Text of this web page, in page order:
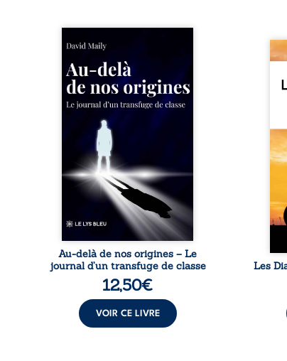
Né dans un milieu populaire où
la violence et les fractures
familiales tenaient lieu de
destin, David a choisi la
rupture. Très tôt, l’école et les
livres deviennent ses armes de
ascension sociale. S’arracher à
ses racines exige pourtant un
prix invisible. Pris entre deux
mondes, l’homme réalise que
les succès professionnels ne
guérissent ni ...
Au-delà de nos origines – Le
journal d’un transfuge de classe
12,50€
VOIR CE LIVRE
ne
une
et
ses
le
Les